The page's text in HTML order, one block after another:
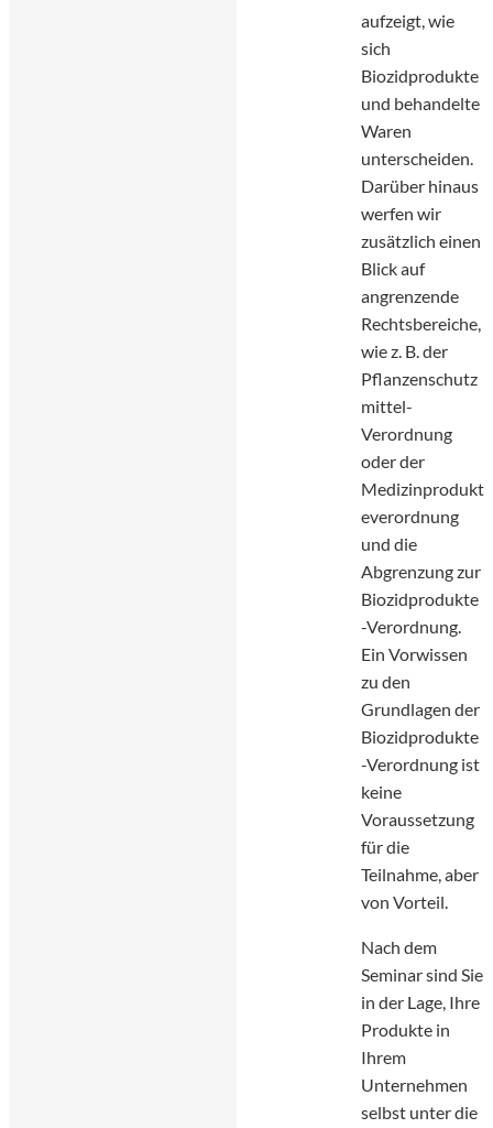
aufzeigt, wie
sich
Biozidprodukte
und behandelte
Waren
unterscheiden.
Darüber hinaus
werfen wir
zusätzlich einen
Blick auf
angrenzende
Rechtsbereiche,
wie z. B. der
Pflanzenschutz
mittel-
Verordnung
oder der
Medizinprodukt
everordnung
und die
Abgrenzung zur
Biozidprodukte
-Verordnung.
Ein Vorwissen
zu den
Grundlagen der
Biozidprodukte
-Verordnung ist
keine
Voraussetzung
für die
Teilnahme, aber
von Vorteil.
Nach dem
Seminar sind Sie
in der Lage, Ihre
Produkte in
Ihrem
Unternehmen
selbst unter die